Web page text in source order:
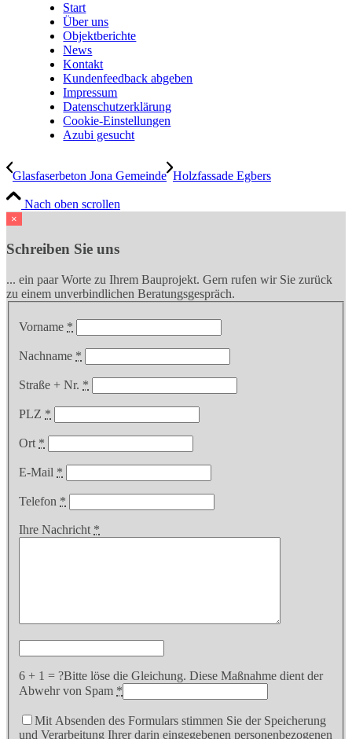
Start
Über uns
Objektberichte
News
Kontakt
Kundenfeedback abgeben
Impressum
Datenschutzerklärung
Cookie-Einstellungen
Azubi gesucht
Glasfaserbeton Jona Gemeinde Holzfassade Egbers
Nach oben scrollen
×
Schreiben Sie uns
... ein paar Worte zu Ihrem Bauprojekt. Gern rufen wir Sie zurück
zu einem unverbindlichen Beratungsgespräch.
Vorname *
Nachname *
Straße + Nr. *
PLZ *
Ort *
E-Mail *
Telefon *
Ihre Nachricht *
6 + 1 = ?Bitte löse die Gleichung. Diese Maßnahme dient der
Abwehr von Spam *
Mit Absenden des Formulars stimmen Sie der Speicherung
und Verarbeitung Ihrer darin eingegebenen personenbezogenen